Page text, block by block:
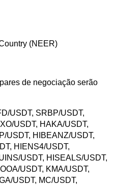
(NEER)
de negociação serão
USDT, SRBP/USDT,
USDT, HAKA/USDT,
USDT, HIBEANZ/USDT,
HIENS4/USDT,
USDT, HISEALS/USDT,
USDT, KMA/USDT,
USDT, MC/USDT,